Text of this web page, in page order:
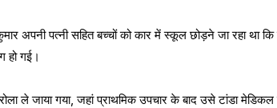
अपनी पत्नी सहित बच्चों को कार में स्कूल छोड़ने जा रहा
गई।
ले जाया गया, जहां प्राथमिक उपचार के बाद उसे टांडा